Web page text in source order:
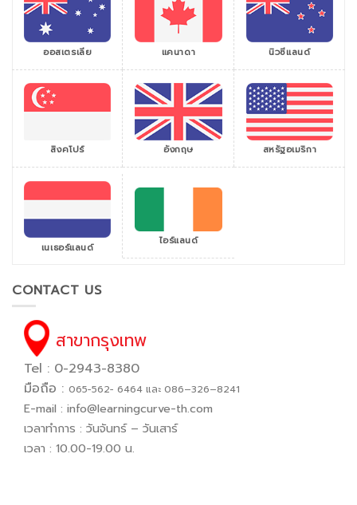
ออสเตรเลีย แคนาดา นิวซีแลนด์
สิงคโปร์ อังกฤษ สหรัฐอเมริกา
เนเธอร์แลนด์ ไอร์แลนด์
CONTACT US
สาขากรุงเทพ
Tel : 0-2943-8380
มือถือ : 065−562− 6464 และ 086–326–8241
E-mail : info@learningcurve-th.com
เวลาทำการ : วันจันทร์ – วันเสาร์
เวลา : 10.00-19.00 น.